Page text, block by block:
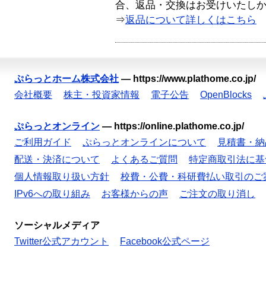
合、返品・交換はお受けいたし
⇒返品について詳しくはこちら
ぷらっとホーム株式会社 — https://www.plathome.co.jp/
会社概要
株主・投資家情報 電子公告 OpenBlocks
ぷらっとオンライン — https://online.plathome.co.jp/
ご利用ガイド
ぷらっとオンラインについて
見積書・
配送・決済について
よくあるご質問
特定商取引法に
個人情報取り扱い方針
校費・公費・科研費払い取引のご
IPv6への取り組み
お客様からの声 ご注文の取り消し
ソーシャルメディア
Twitter公式アカウント
Facebook公式ページ